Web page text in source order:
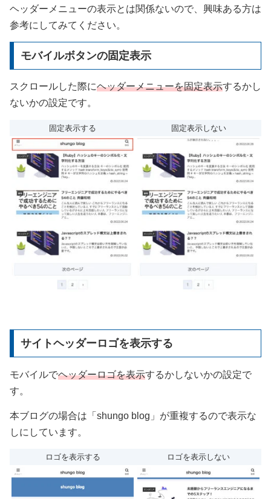
ヘッダーメニューの表示とは関係ないので、興味ある方は
参考にしてみてください。
モバイルボタンの固定表示
スクロールした際にヘッダーメニューを固定表示するかし
ないかの設定です。
固定表示する 固定表示しない
サイトヘッダーロゴを表示する
モバイルでヘッダーロゴを表示するかしないかの設定で
す。
本ブログの場合は「shungo blog」が重複するので表示な
しにしています。
ロゴを表示する ロゴを表示しない